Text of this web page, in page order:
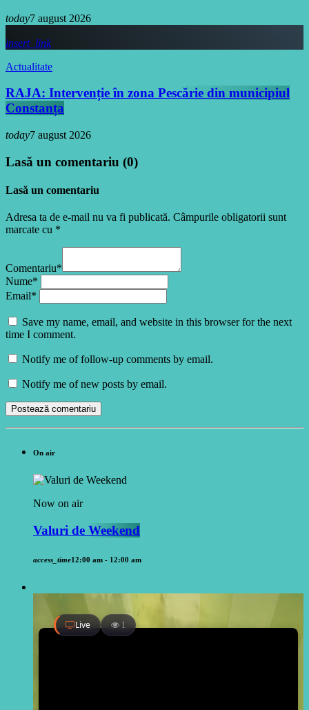
today7 august 2026
insert_link
Actualitate
RAJA: Intervenție în zona Pescărie din municipiul
Constanța
today7 august 2026
Lasă un comentariu (0)
Lasă un comentariu
Adresa ta de e-mail nu va fi publicată. Câmpurile obligatorii sunt
marcate cu *
Comentariu*
Nume*
Email*
Save my name, email, and website in this browser for the next
time I comment.
Notify me of follow-up comments by email.
Notify me of new posts by email.
On air
Now on air
Valuri de Weekend
access_time12:00 am - 12:00 am